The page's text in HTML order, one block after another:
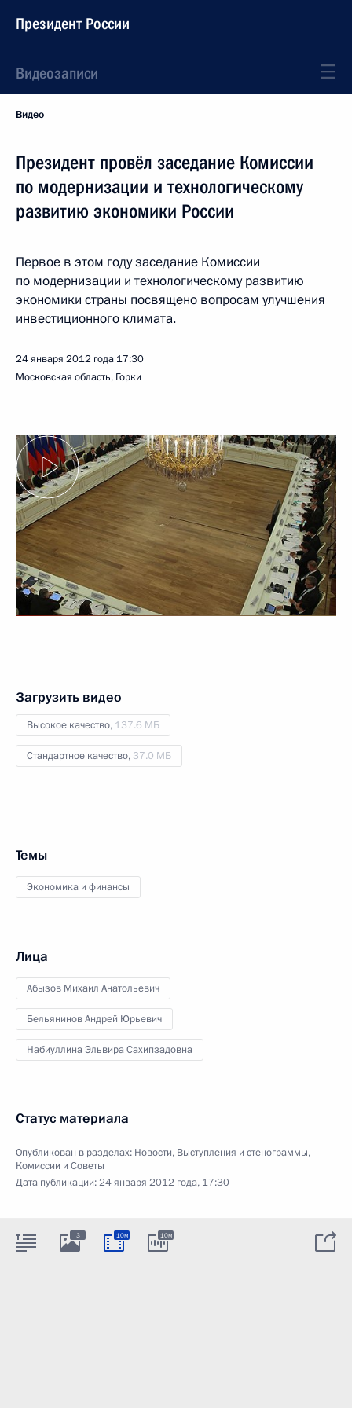
Президент России
Видеозаписи
Видео
Президент провёл заседание Комиссии
по модернизации и технологическому
развитию экономики России
Первое в этом году заседание Комиссии
по модернизации и технологическому развитию
экономики страны посвящено вопросам улучшения
инвестиционного климата.
24 января 2012 года 17:30
Московская область, Горки
Загрузить видео
Высокое качество, 137.6 МБ
Стандартное качество, 37.0 МБ
Темы
Экономика и финансы
Лица
Абызов Михаил Анатольевич
Бельянинов Андрей Юрьевич
Набиуллина Эльвира Сахипзадовна
Статус материала
Опубликован в разделах: Новости, Выступления и стенограммы,
Комиссии и Советы
Дата публикации:24 января 2012 года, 17:30
3 10м 10м